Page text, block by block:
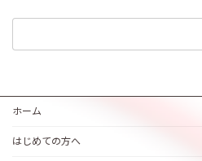
ホーム
はじめての方へ